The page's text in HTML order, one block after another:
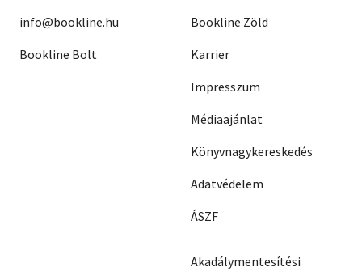
info@bookline.hu
Bookline Bolt
Bookline Zöld
Karrier
Impresszum
Médiaajánlat
Könyvnagykereskedés
Adatvédelem
ÁSZF
Akadálymentesítési